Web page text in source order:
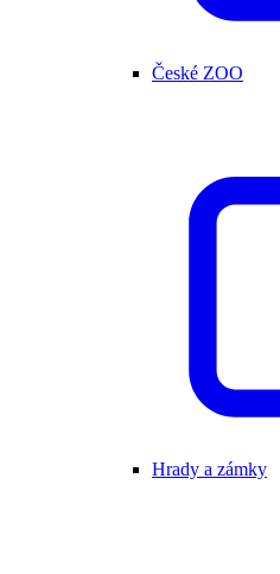
České ZOO
Hrady a zámky